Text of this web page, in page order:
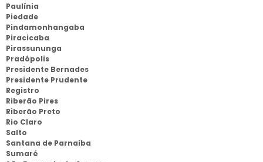
Paulínia
Piedade
Pindamonhangaba
Piracicaba
Pirassununga
Pradópolis
Presidente Bernades
Presidente Prudente
Registro
Riberão Pires
Riberão Preto
Rio Claro
Salto
Santana de Parnaíba
Sumaré